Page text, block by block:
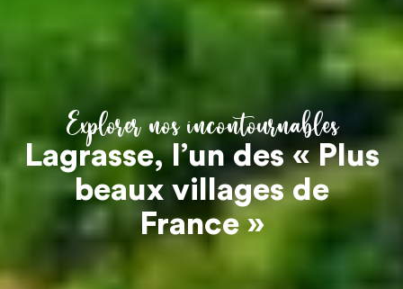
Explorer nos incontournables
Lagrasse, l’un des « Plus
beaux villages de
France »